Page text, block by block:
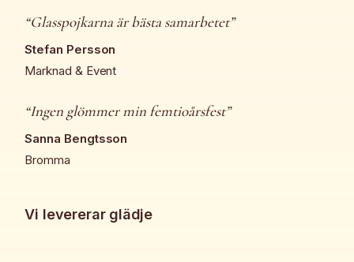
“Glasspojkarna är bästa samarbetet”
Stefan Persson
Marknad & Event
“Ingen glömmer min femtioårsfest”
Sanna Bengtsson
Bromma
Vi levererar glädje